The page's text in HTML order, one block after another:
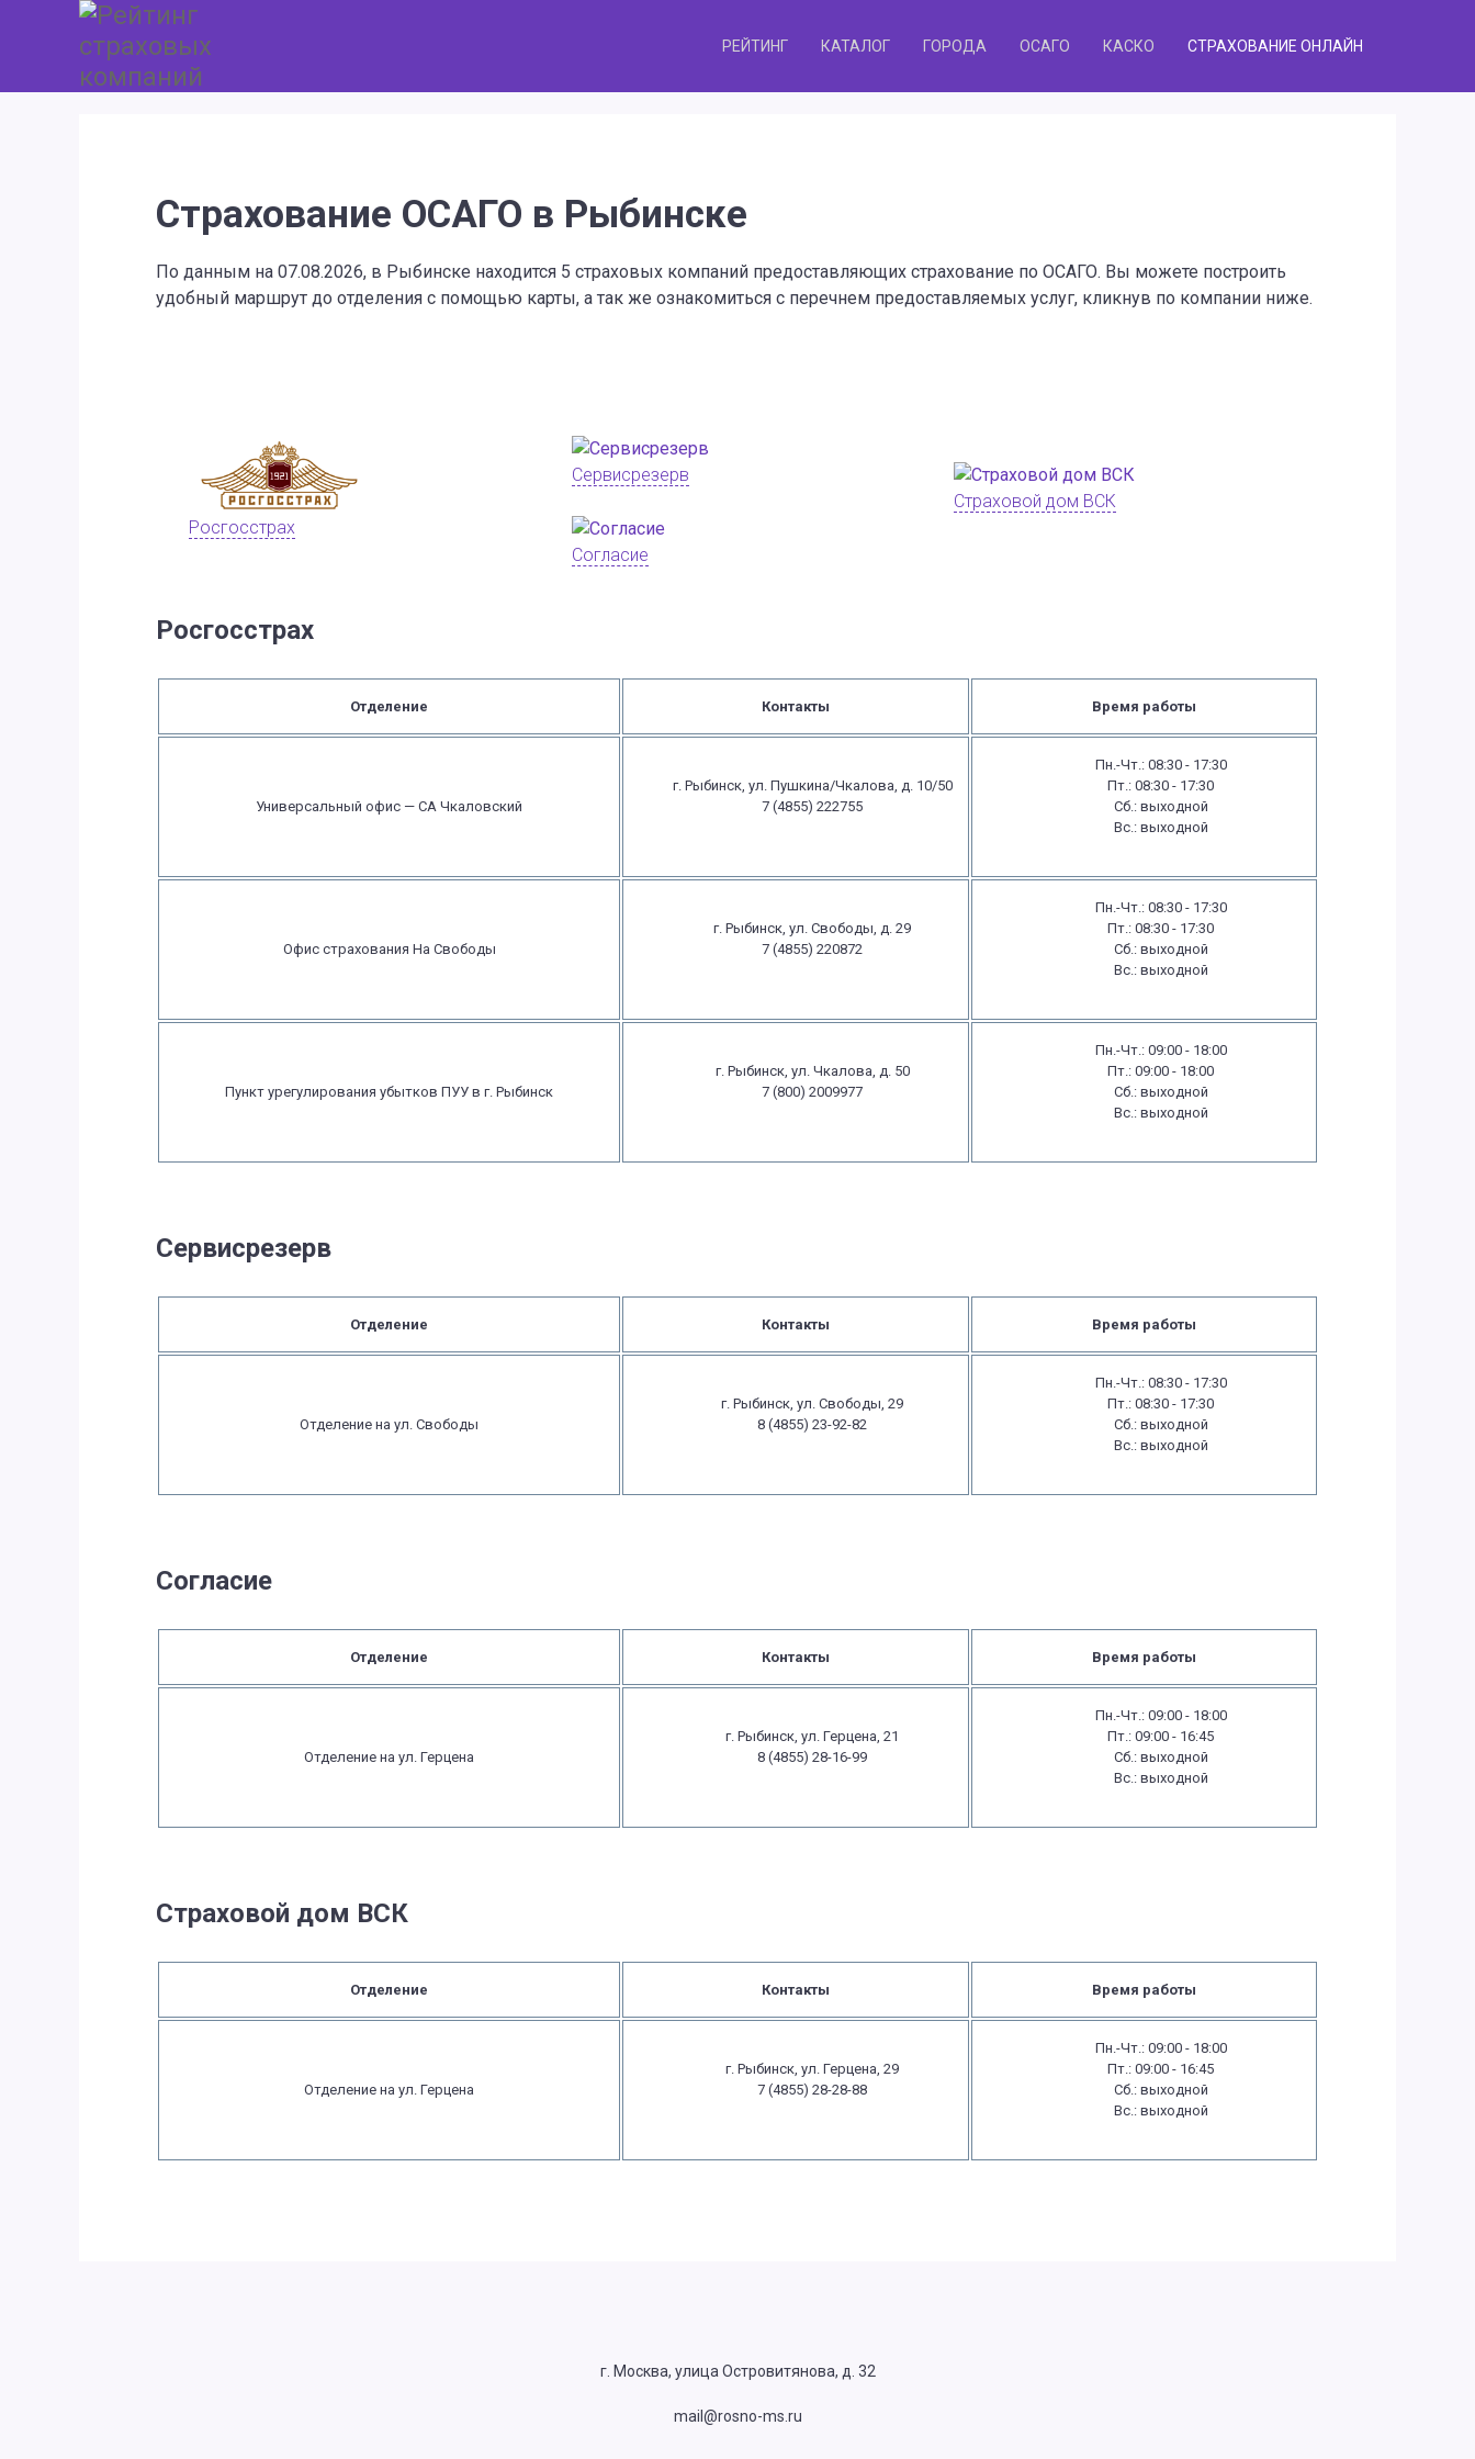
РЕЙТИНГ КАТАЛОГ ГОРОДА ОСАГО КАСКО СТРАХОВАНИЕ ОНЛАЙН
Страхование ОСАГО в Рыбинске
По данным на 07.08.2026, в Рыбинске находится 5 страховых компаний предоставляющих страхование по ОСАГО. Вы можете построить
удобный маршрут до отделения с помощью карты, а так же ознакомиться с перечнем предоставляемых услуг, кликнув по компании ниже.
Росгосстрах
Сервисрезерв
Согласие
Страховой дом ВСК
Росгосстрах
Отделение Контакты Время работы
Универсальный офис — СА Чкаловский
г. Рыбинск, ул. Пушкина/Чкалова, д. 10/50
7 (4855) 222755
Пн.-Чт.: 08:30 - 17:30
Пт.: 08:30 - 17:30
Сб.: выходной
Вс.: выходной
Офис страхования На Свободы
г. Рыбинск, ул. Свободы, д. 29
7 (4855) 220872
Пн.-Чт.: 08:30 - 17:30
Пт.: 08:30 - 17:30
Сб.: выходной
Вс.: выходной
Пункт урегулирования убытков ПУУ в г. Рыбинск
г. Рыбинск, ул. Чкалова, д. 50
7 (800) 2009977
Пн.-Чт.: 09:00 - 18:00
Пт.: 09:00 - 18:00
Сб.: выходной
Вс.: выходной
Сервисрезерв
Отделение Контакты Время работы
Отделение на ул. Свободы
г. Рыбинск, ул. Свободы, 29
8 (4855) 23-92-82
Пн.-Чт.: 08:30 - 17:30
Пт.: 08:30 - 17:30
Сб.: выходной
Вс.: выходной
Согласие
Отделение Контакты Время работы
Отделение на ул. Герцена
г. Рыбинск, ул. Герцена, 21
8 (4855) 28-16-99
Пн.-Чт.: 09:00 - 18:00
Пт.: 09:00 - 16:45
Сб.: выходной
Вс.: выходной
Страховой дом ВСК
Отделение Контакты Время работы
Отделение на ул. Герцена
г. Рыбинск, ул. Герцена, 29
7 (4855) 28-28-88
Пн.-Чт.: 09:00 - 18:00
Пт.: 09:00 - 16:45
Сб.: выходной
Вс.: выходной
г. Москва, улица Островитянова, д. 32
mail@rosno-ms.ru